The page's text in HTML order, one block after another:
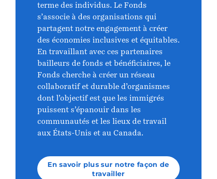
terme des individus. Le Fonds
s’associe à des organisations qui
partagent notre engagement à créer
des économies inclusives et équitables.
En travaillant avec ces partenaires
bailleurs de fonds et bénéficiaires, le
Fonds cherche à créer un réseau
collaboratif et durable d’organismes
dont l’objectif est que les immigrés
puissent s’épanouir dans les
communautés et les lieux de travail
aux États-Unis et au Canada.
En savoir plus sur notre façon de
travailler